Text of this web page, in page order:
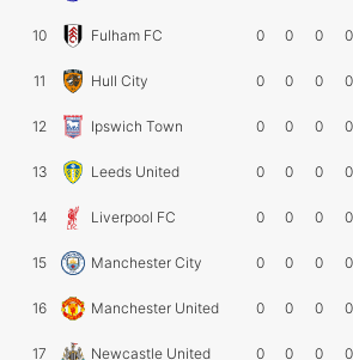
10 Fulham FC 0 0 0 0
11 Hull City 0 0 0 0
12 Ipswich Town 0 0 0 0
13 Leeds United 0 0 0 0
14 Liverpool FC 0 0 0 0
15 Manchester City 0 0 0 0
16 Manchester United 0 0 0 0
17 Newcastle United 0 0 0 0